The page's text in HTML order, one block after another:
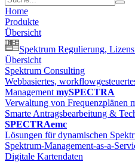
Home
Produkte
Übersicht
Spektrum Regulierung,
Übersicht
Spektrum Consulting
Webbasiertes,
Management mySPECTRA
Verwaltung von Frequenzplänen
Smarte Antragsbearbeitung &
SPECTRAemc
Lösungen für dynamischen
Spektrum-Management-as-a-
Digitale Kartendaten